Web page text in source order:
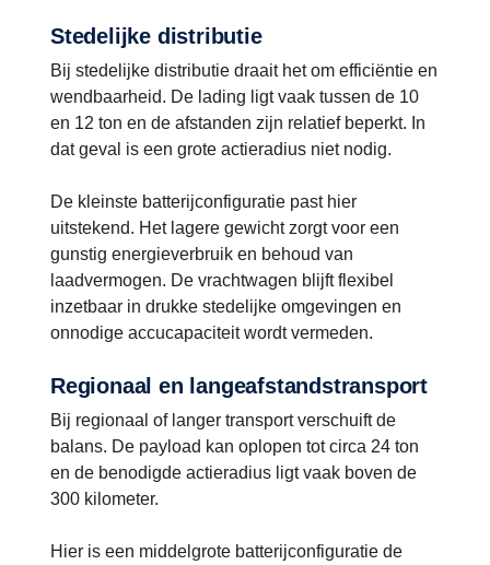
Stedelijke distributie
Bij stedelijke distributie draait het om efficiëntie en
wendbaarheid. De lading ligt vaak tussen de 10
en 12 ton en de afstanden zijn relatief beperkt. In
dat geval is een grote actieradius niet nodig.
De kleinste batterijconfiguratie past hier
uitstekend. Het lagere gewicht zorgt voor een
gunstig energieverbruik en behoud van
laadvermogen. De vrachtwagen blijft flexibel
inzetbaar in drukke stedelijke omgevingen en
onnodige accucapaciteit wordt vermeden.
Regionaal en langeafstandstransport
Bij regionaal of langer transport verschuift de
balans. De payload kan oplopen tot circa 24 ton
en de benodigde actieradius ligt vaak boven de
300 kilometer.
Hier is een middelgrote batterijconfiguratie de